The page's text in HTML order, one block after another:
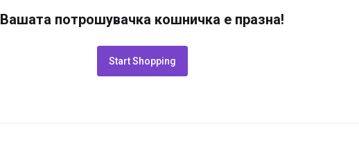
Вашата потрошувачка кошничка е празна!
Start Shopping